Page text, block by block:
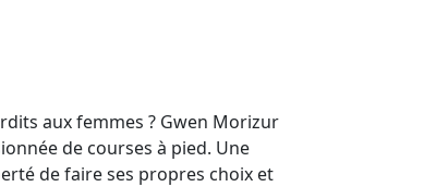
aux femmes ? Gwen Morizur
de courses à pied. Une
de faire ses propres choix et